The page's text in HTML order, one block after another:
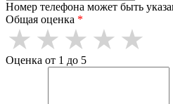
Номер телефона может быть
Общая оценка *
Оценка от 1 до 5